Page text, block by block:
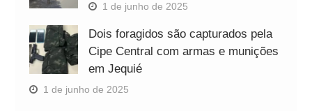
1 de junho de 2025
Dois foragidos são capturados pela
Cipe Central com armas e munições
em Jequié
1 de junho de 2025